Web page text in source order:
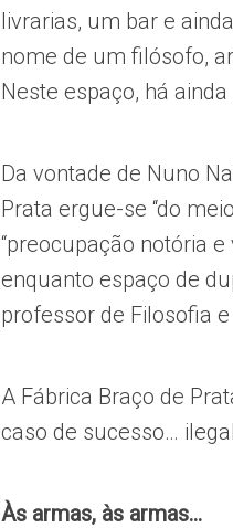
livrarias, um bar e
nome de um filósofo,
Neste espaço, há
Da vontade de Nuno
Prata ergue-se “do
“preocupação notória
enquanto espaço de
professor de Filosofia
A Fábrica Braço de
caso de sucesso…
Às armas, às armas…